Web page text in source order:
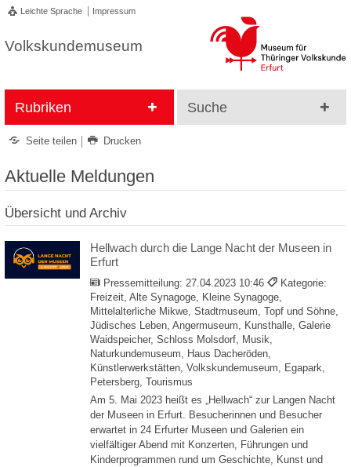
Leichte Sprache Impressum
Volkskundemuseum
Rubriken Suche
Seite teilen Drucken
Aktuelle Meldungen
Übersicht und Archiv
Hellwach durch die Lange Nacht der Museen in
Erfurt
Pressemitteilung: 27.04.2023 10:46
Kategorie:
Freizeit, Alte Synagoge, Kleine Synagoge,
Mittelalterliche Mikwe, Stadtmuseum, Topf und Söhne,
Jüdisches Leben, Angermuseum, Kunsthalle, Galerie
Waidspeicher, Schloss Molsdorf, Musik,
Naturkundemuseum, Haus Dacheröden,
Künstlerwerkstätten, Volkskundemuseum, Egapark,
Petersberg, Tourismus
Am 5. Mai 2023 heißt es „Hellwach“ zur Langen Nacht
der Museen in Erfurt. Besucherinnen und Besucher
erwartet in 24 Erfurter Museen und Galerien ein
vielfältiger Abend mit Konzerten, Führungen und
Kinderprogrammen rund um Geschichte, Kunst und